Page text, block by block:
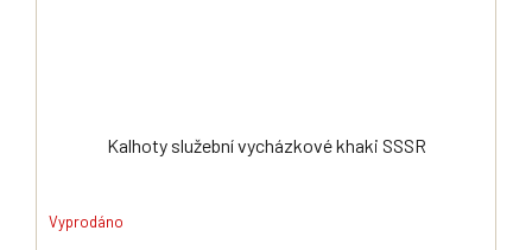
Kalhoty služební vycházkové khaki SSSR
Vyprodáno